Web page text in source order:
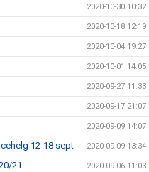
2020-10-30 10:32
2020-10-18 12:19
2020-10-04 19:27
2020-10-01 14:05
2020-09-27 11:33
2020-09-17 21:07
2020-09-09 14:07
12-18 sept 2020-09-09 13:34
21 2020-09-06 11:03